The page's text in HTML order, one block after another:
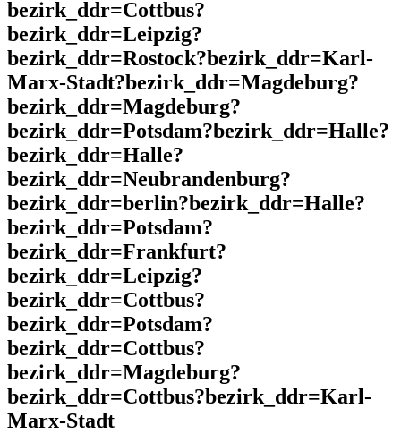
bezirk_ddr=Cottbus?
bezirk_ddr=Leipzig?
bezirk_ddr=Rostock?bezirk_ddr=Karl-
Marx-Stadt?bezirk_ddr=Magdeburg?
bezirk_ddr=Magdeburg?
bezirk_ddr=Potsdam?bezirk_ddr=Halle?
bezirk_ddr=Halle?
bezirk_ddr=Neubrandenburg?
bezirk_ddr=berlin?bezirk_ddr=Halle?
bezirk_ddr=Potsdam?
bezirk_ddr=Frankfurt?
bezirk_ddr=Leipzig?
bezirk_ddr=Cottbus?
bezirk_ddr=Potsdam?
bezirk_ddr=Cottbus?
bezirk_ddr=Magdeburg?
bezirk_ddr=Cottbus?bezirk_ddr=Karl-
Marx-Stadt